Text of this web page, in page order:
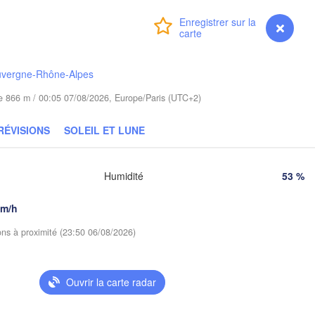
Premium myVentusky Prévisions
Rhône-Alpes
866 m / 00:05 07/08/2026, Europe/Paris (UTC+2)
SOLEIL ET LUNE
h
Humidité 53 %
à proximité (23:50 06/08/2026)
Ouvrir la carte radar
Kraków
Brno
Debrecen
D